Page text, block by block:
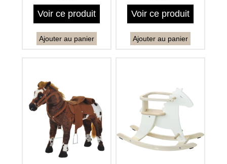
Voir ce produit
Ajouter au panier
Voir ce produit
Ajouter au panier